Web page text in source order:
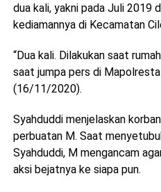
dua kali, yakni pada Juli 2019
kediamannya di Kecamatan
“Dua kali. Dilakukan saat
saat jumpa pers di Mapolresta
(16/11/2020).
Syahduddi menjelaskan
perbuatan M. Saat
Syahduddi, M mengancam
aksi bejatnya ke siapa pun.